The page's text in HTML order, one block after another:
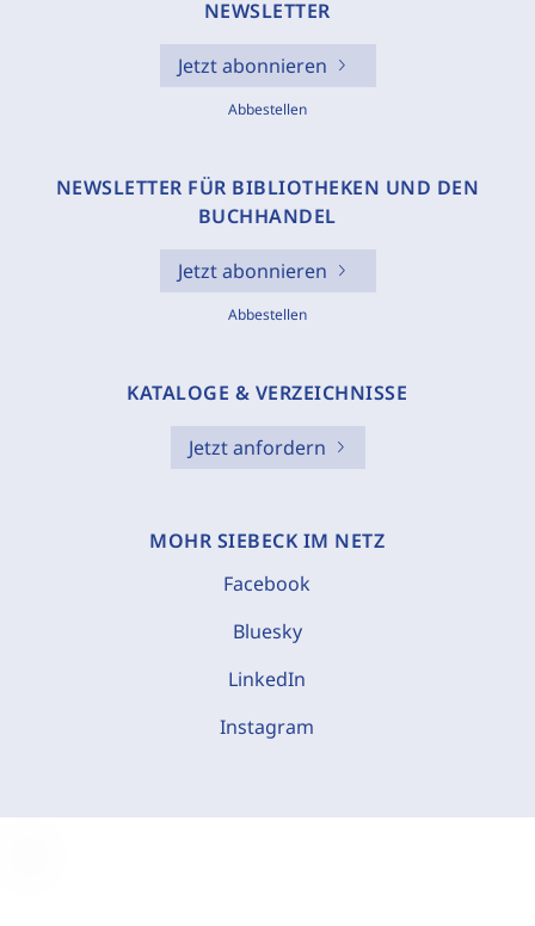
NEWSLETTER
Jetzt abonnieren
Abbestellen
NEWSLETTER FÜR BIBLIOTHEKEN UND DEN
BUCHHANDEL
Jetzt abonnieren
Abbestellen
KATALOGE & VERZEICHNISSE
Jetzt anfordern
MOHR SIEBECK IM NETZ
Facebook
Bluesky
LinkedIn
Instagram